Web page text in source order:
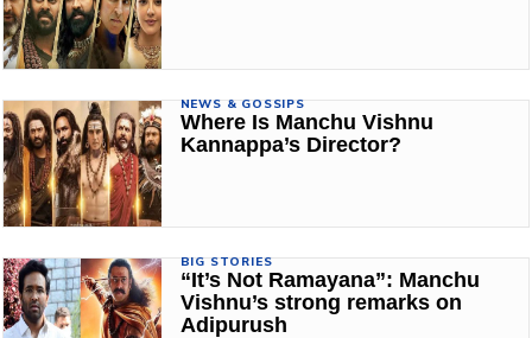
NEWS & GOSSIPS
Where Is Manchu Vishnu
Kannappa’s Director?
BIG STORIES
“It’s Not Ramayana”: Manchu
Vishnu’s strong remarks on
Adipurush